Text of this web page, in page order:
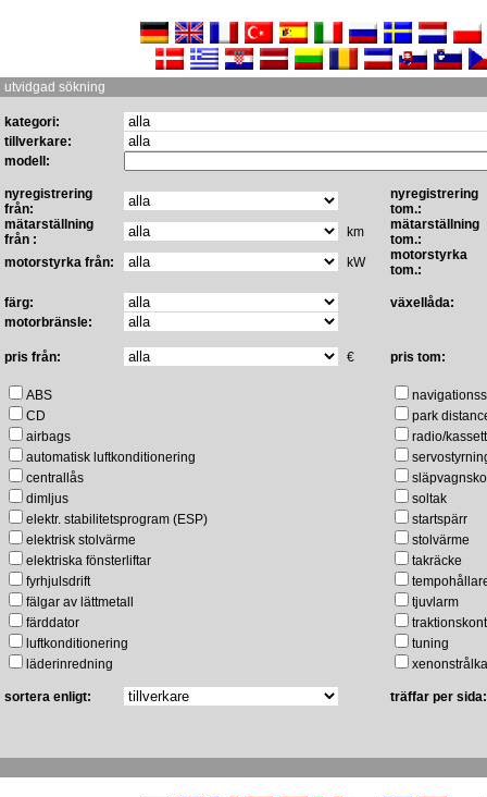
utvidgad sökning
kategori:
tillverkare:
modell:
nyregistrering
från:
nyregistrering
tom.:
mätarställning
från :
km
mätarställning
tom.:
motorstyrka från:
kW
motorstyrka
tom.:
färg:
växellåda:
motorbränsle:
pris från: € pris tom:
ABS
CD
airbags
automatisk luftkonditionering
centrallås
dimljus
elektr. stabilitetsprogram (ESP)
elektrisk stolvärme
elektriska fönsterliftar
fyrhjulsdrift
fälgar av lättmetall
färddator
luftkonditionering
läderinredning
park
radio/kassett
soltak
startspärr
stolvärme
takräcke
tjuvlarm
tuning
sortera enligt: träffar per sida: